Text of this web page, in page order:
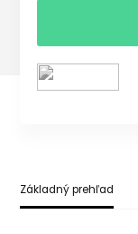
Základný prehľad